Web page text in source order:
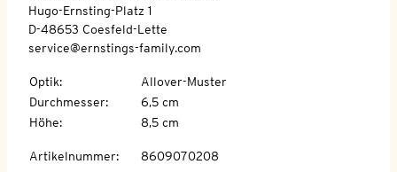
Hugo-Ernsting-Platz 1
D-48653 Coesfeld-Lette
service@ernstings-family.com
Optik:
Allover-Muster
Durchmesser:
6,5 cm
Höhe: 8,5 cm
Artikelnummer: 8609070208